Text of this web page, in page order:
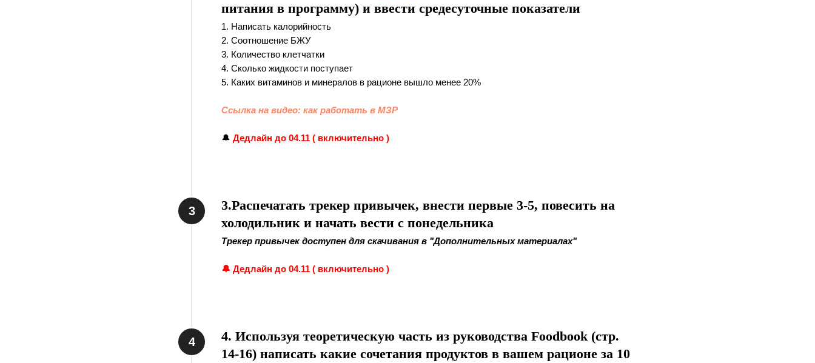
питания в программу) и ввести средесуточные показатели
1. Написать калорийность
2. Соотношение БЖУ
3. Количество клетчатки
4. Сколько жидкости поступает
5. Каких витаминов и минералов в рационе вышло менее 20%
Ссылка на видео: как работать в МЗР
🔔 Дедлайн до 04.11 ( включительно )
3.Распечатать трекер привычек, внести первые 3-5, повесить на
холодильник и начать вести с понедельника
Трекер привычек доступен для скачивания в "Дополнительных материалах"
🔔 Дедлайн до 04.11 ( включительно )
4. Используя теоретическую часть из руководства Foodbook (стр.
14-16) написать какие сочетания продуктов в вашем рационе за 10